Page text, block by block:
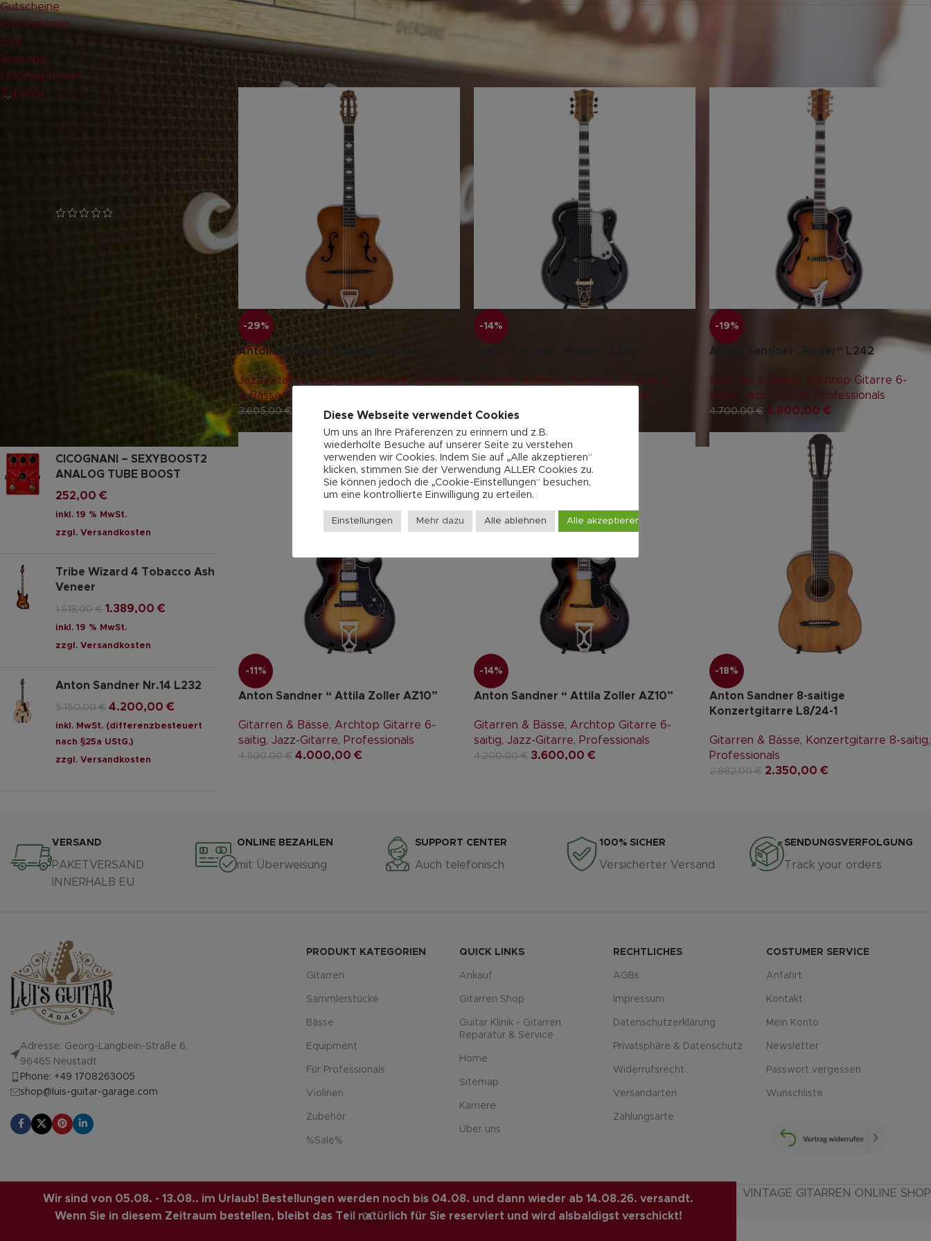
Wir sind von 05.08. - 13.08.. im Urlaub! Bestellungen werden noch bis 04.08. und dann wieder ab 14.08.26. versandt.
Wenn Sie in diesem Zeitraum bestellen, bleibt das Teil natürlich für Sie reserviert und wird alsbaldigst verschickt!
Gutscheine
Professionals
Sale
Sonstige
Unkategorisiert
Zubehör
Signature Overdrive Pedal
geprüfte Gesamtbewertungen
CICOGNANI – SEXYBOOST2
ANALOG TUBE BOOST
252,00 €
inkl. 19 % MwSt.
zzgl. Versandkosten
Tribe Wizard 4 Tobacco Ash
Veneer
1.518,00€ 1.389,00 €
inkl. 19 % MwSt.
zzgl. Versandkosten
Anton Sandner Nr.14 L232
5.150,00€ 4.200,00 €
inkl. MwSt. (differenzbesteuert
nach §25a UStG.)
zzgl. Versandkosten
Leider keine Produkte mit Ihrem Suchbegriff verfügbar. Aber wir hätten da ein
paar Angebote für Sie...
-29%
Antoine Di Mauro Special Chorus
Jazz-Gitarre Gypsy Jazzgitarre
Gitarren
& Bässe, Sale
3.605,00€ 2.573,00€
-14%
Gitarren & Bässe
Archtop Gitarre 6-
Professionals
4.200,00
-19%
Anton Sandner „Roger“ L242
Gitarren & Bässe
Archtop Gitarre 6-
saitig
Jazz-Gitarre Professionals
4.700,00€ 3.800,00 €
-11%
Anton Sandner “ Attila Zoller AZ10”
Gitarren & Bässe, Archtop Gitarre 6-
saitig, Jazz-Gitarre, Professionals
4.500,00€ 4.000,00 €
-14%
Anton Sandner “ Attila Zoller AZ10”
Gitarren & Bässe, Archtop Gitarre 6-
saitig, Jazz-Gitarre, Professionals
4.200,00€ 3.600,00 €
-18%
Anton Sandner 8-saitige
Konzertgitarre L8/24-1
Gitarren & Bässe, Konzertgitarre 8-saitig,
Professionals
2.882,00€ 2.350,00 €
VERSAND
PAKETVERSAND
INNERHALB EU
ONLINE BEZAHLEN
mit Überweisung
SUPPORT CENTER
Auch telefonisch
100% SICHER
Versicherter Versand
SENDUNGSVERFOLGUNG
Track your orders
Adresse: Georg-Langbein-Straße 6,
96465 Neustadt
Phone: +49 1708263005
shop@luis-guitar-garage.com
PRODUKT KATEGORIEN
Gitarren
Sammlerstücke
Bässe
Equipment
Für Professionals
Violinen
Zubehör
%Sale%
QUICK LINKS
Ankauf
Gitarren Shop
Guitar Klinik - Gitarren
Reparatur & Service
Home
Sitemap
Karriere
Über uns
RECHTLICHES
AGBs
Impressum
Datenschutzerklärung
Privatsphäre & Datenschutz
Widerrufsrecht
Versandarten
Zahlungsarte
COSTUMER SERVICE
Anfahrt
Kontakt
Mein Konto
Newsletter
Passwort vergessen
Wunschliste
LUIS-GUITAR-GARAGE.COM © 2026 | CREATED BYCOMPUTERMOBIL . PREMIUM E-COMMERCE
VINTAGE GITARREN ONLINE SHOP
Diese Webseite verwendet Cookies
Um uns an Ihre Präferenzen zu erinnern und z.B.
wiederholte Besuche auf unserer Seite zu verstehen
verwenden wir Cookies. Indem Sie auf „Alle akzeptieren“
klicken, stimmen Sie der Verwendung ALLER Cookies zu.
Sie können jedoch die „Cookie-Einstellungen“ besuchen,
um eine kontrollierte Einwilligung zu erteilen.
Einstellungen Mehr dazu Alle ablehnen Alle akzeptieren